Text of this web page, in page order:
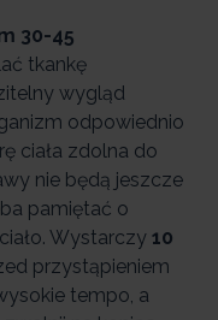
30-45
tkankę
wygląd
odpowiednio
ciała zdolna do
nie będą jeszcze
pamiętać o
Wystarczy 10
przystąpieniem
tempo, a